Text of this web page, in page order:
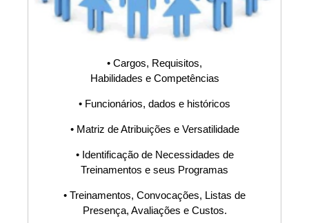
• Cargos, Requisitos,
Habilidades e Competências
• Funcionários, dados e históricos
• Matriz de Atribuições e Versatilidade
• Identificação de Necessidades de
Treinamentos e seus Programas
• Treinamentos, Convocações, Listas de
Presença, Avaliações e Custos.
Macro Processos,
Fluxogramas, FMEA,
PFMEA, IATF, SWOT,
Atividades, Produtos,
Processos Produtivos
e Planos de Controle.
ISO31000, Custo